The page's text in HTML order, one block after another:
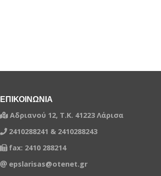
ΕΠΙΚΟΙΝΩΝΙΑ
Αδριανού 12, Τ.Κ. 41223 Λάρισα
2410288241 & 2410288243
fax: 2410 288214
epslarisas@otenet.gr